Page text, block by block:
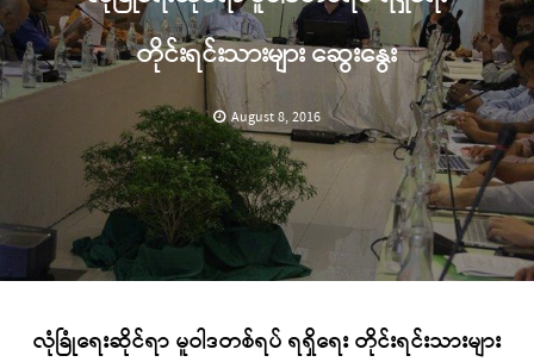
တိုင်းရင်းသားများ ဆွေးနွေး
August 8, 2016
လုံခြုံရေးဆိုင်ရာ မူဝါဒတစ်ရပ် ရရှိရေး တိုင်းရင်းသားများ